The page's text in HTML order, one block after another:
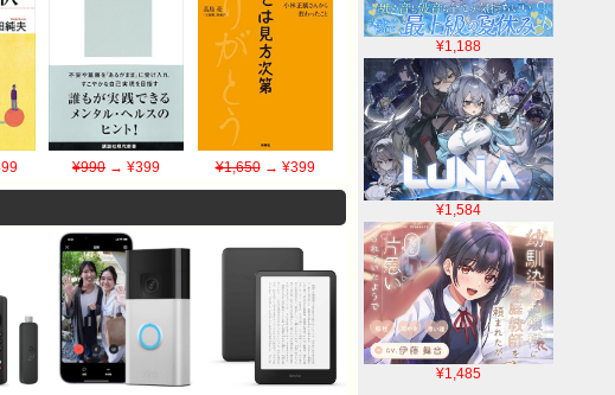
¥1,188
¥1,584
¥1,485
¥990 → ¥399 ¥1,650→ ¥399